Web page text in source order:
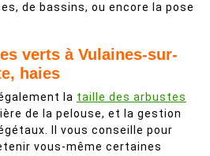
de bassins, ou encore la pose
verts à Vulaines-sur-
haies
la taille des arbustes
de la pelouse, et la gestion
Il vous conseille pour
vous-même certaines